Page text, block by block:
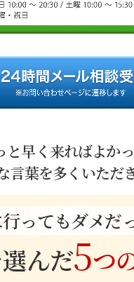
と早く来ればよか
言葉を多くいただ
ってもダメだ
んだ5つ